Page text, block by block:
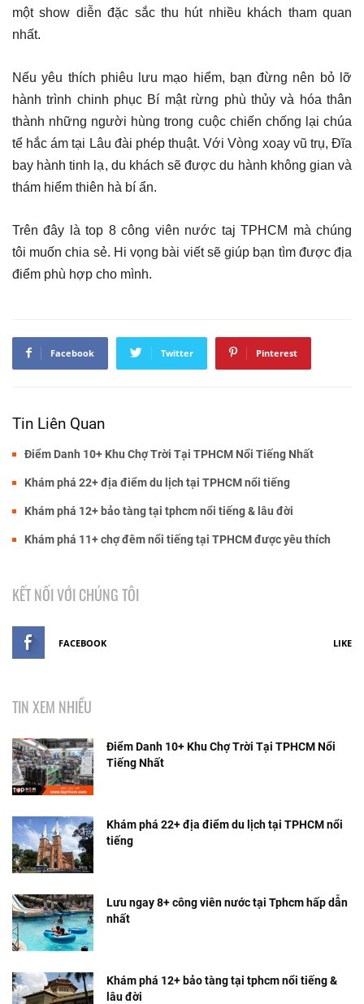
một show diễn đặc sắc thu hút nhiều khách tham quan
nhất.
Nếu yêu thích phiêu lưu mạo hiểm, bạn đừng nên bỏ lỡ
hành trình chinh phục Bí mật rừng phù thủy và hóa thân
thành những người hùng trong cuộc chiến chống lại chúa
tể hắc ám tại Lâu đài phép thuật. Với Vòng xoay vũ trụ, Đĩa
bay hành tinh lạ, du khách sẽ được du hành không gian và
thám hiểm thiên hà bí ẩn.
Trên đây là top 8 công viên nước taj TPHCM mà chúng
tôi muốn chia sẻ. Hi vọng bài viết sẽ giúp bạn tìm được địa
điểm phù hợp cho mình.
Facebook Twitter Pinterest
Tin Liên Quan
Điểm Danh 10+ Khu Chợ Trời Tại TPHCM Nổi Tiếng Nhất
Khám phá 22+ địa điểm du lịch tại TPHCM nổi tiếng
Khám phá 12+ bảo tàng tại tphcm nổi tiếng & lâu đời
Khám phá 11+ chợ đêm nổi tiếng tại TPHCM được yêu thích
KẾT NỐI VỚI CHÚNG TÔI
FACEBOOK LIKE
TIN XEM NHIỀU
Điểm Danh 10+ Khu Chợ Trời Tại TPHCM Nổi
Tiếng Nhất
Khám phá 22+ địa điểm du lịch tại TPHCM nổi
tiếng
Lưu ngay 8+ công viên nước tại Tphcm hấp dẫn
nhất
Khám phá 12+ bảo tàng tại tphcm nổi tiếng &
lâu đời